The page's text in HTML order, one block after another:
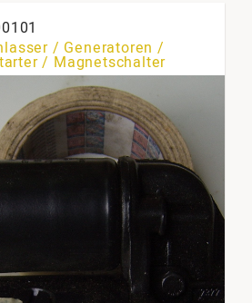
/ Generatoren /
/ Magnetschalter